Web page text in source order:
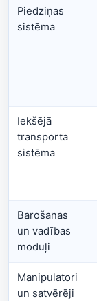
Piedziņas
sistēma
Iekšējā
transporta
sistēma
Barošanas
un vadības
moduļi
Manipulatori
un satvērēji